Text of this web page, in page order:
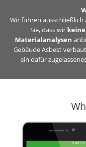
Inhalt
springen
Wir führen ausschließlich
Sie, dass wir
Materialanalysen
Gebäude Asbest
ein dafür